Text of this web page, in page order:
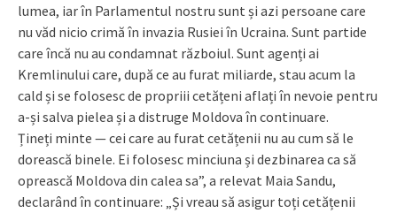
lumea, iar în Parlamentul nostru sunt și azi persoane care
nu văd nicio crimă în invazia Rusiei în Ucraina. Sunt partide
care încă nu au condamnat războiul. Sunt agenți ai
Kremlinului care, după ce au furat miliarde, stau acum la
cald și se folosesc de propriii cetățeni aflați în nevoie pentru
a-și salva pielea și a distruge Moldova în continuare.
Țineți minte — cei care au furat cetățenii nu au cum să le
dorească binele. Ei folosesc minciuna și dezbinarea ca să
oprească Moldova din calea sa”, a relevat Maia Sandu,
declarând în continuare: „Și vreau să asigur toți cetățenii